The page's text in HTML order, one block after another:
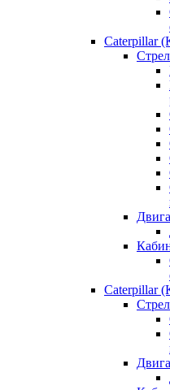
Caterpillar
Caterpillar